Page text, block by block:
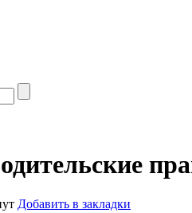
Добавить в закладки